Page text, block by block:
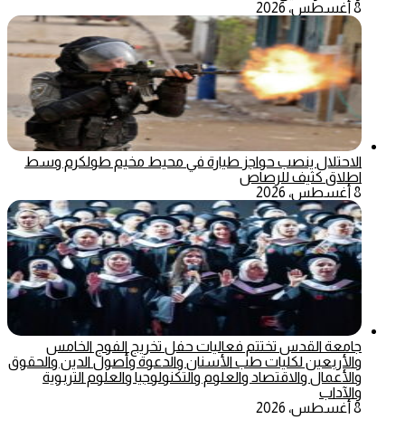
8 أغسطس، 2026
الاحتلال ينصب حواجز طيارة في محيط مخيم طولكرم وسط
اطلاق كثيف للرصاص
8 أغسطس، 2026
جامعة القدس تختتم فعاليات حفل تخريج الفوج الخامس
والأربعين لكليات طب الأسنان والدعوة وأصول الدين والحقوق
والأعمال والاقتصاد والعلوم والتكنولوجيا والعلوم التربوية
والآداب
8 أغسطس، 2026